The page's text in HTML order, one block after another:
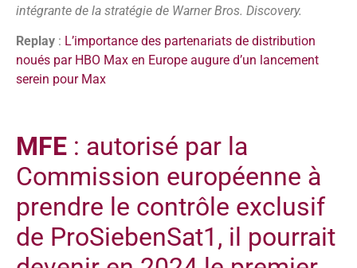
intégrante de la stratégie de Warner Bros. Discovery.
Replay : L’importance des partenariats de distribution
noués par HBO Max en Europe augure d’un lancement
serein pour Max
MFE : autorisé par la
Commission européenne à
prendre le contrôle exclusif
de ProSiebenSat1, il pourrait